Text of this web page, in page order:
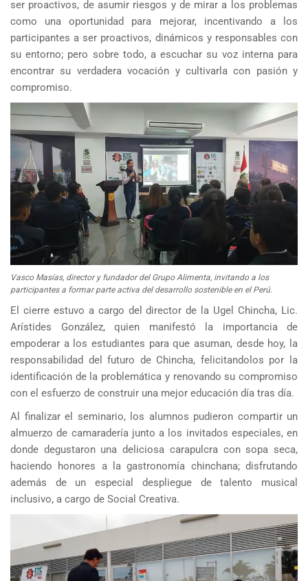
ser proactivos, de asumir riesgos y de mirar a los problemas
como una oportunidad para mejorar, incentivando a los
participantes a ser proactivos, dinámicos y responsables con
su entorno; pero sobre todo, a escuchar su voz interna para
encontrar su verdadera vocación y cultivarla con pasión y
compromiso.
Vasco Masías, director y fundador del Grupo Alimenta, invitando a los
participantes a formar parte activa del desarrollo sostenible en el Perú.
El cierre estuvo a cargo del director de la Ugel Chincha, Lic.
Arístides González, quien manifestó la importancia de
empoderar a los estudiantes para que asuman, desde hoy, la
responsabilidad del futuro de Chincha, felicitandolos por la
identificación de la problemática y renovando su compromiso
con el esfuerzo de construir una mejor educación día tras día.
Al finalizar el seminario, los alumnos pudieron compartir un
almuerzo de camaradería junto a los invitados especiales, en
donde degustaron una deliciosa carapulcra con sopa seca,
haciendo honores a la gastronomía chinchana; disfrutando
además de un especial despliegue de talento musical
inclusivo, a cargo de Social Creativa.